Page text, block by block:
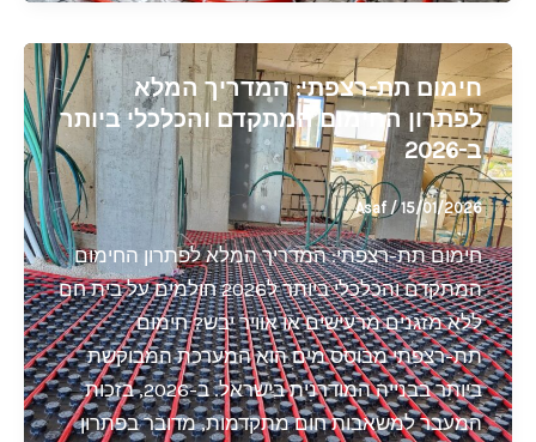
חימום תת-רצפתי: המדריך המלא
לפתרון החימום המתקדם והכלכלי ביותר
ב-2026
Asaf /15/01/2026
חימום תת-רצפתי: המדריך המלא לפתרון החימום
המתקדם והכלכלי ביותר ל2026 חולמים על בית חם
ללא מזגנים מרעישים או אוויר יבש? חימום
תת-רצפתי מבוסס מים הוא המערכת המבוקשת
ביותר בבנייה המודרנית בישראל. ב-2026, בזכות
המעבר למשאבות חום מתקדמות, מדובר בפתרון